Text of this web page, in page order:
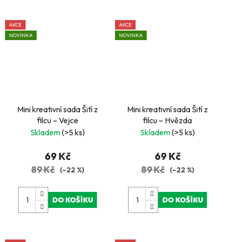
AKCE
NOVINKA
Mini kreativní sada Šití z
filcu – Vejce
Skladem(>5 ks)
69 Kč
89 Kč (–22 %)
DO KOŠÍKU
AKCE
NOVINKA
Mini kreativní sada Šití z
filcu – Hvězda
Skladem(>5 ks)
69 Kč
89 Kč (–22 %)
DO KOŠÍKU